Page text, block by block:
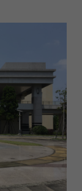
去關
的實
關的研
員的
究可以
析議員
或具有
問題。
出更多